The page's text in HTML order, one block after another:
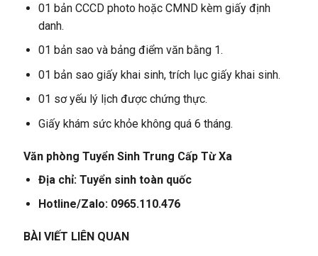
01 bản CCCD photo hoặc CMND kèm giấy định
danh.
01 bản sao và bảng điểm văn bằng 1.
01 bản sao giấy khai sinh, trích lục giấy khai sinh.
01 sơ yếu lý lịch được chứng thực.
Giấy khám sức khỏe không quá 6 tháng.
Văn phòng Tuyển Sinh Trung Cấp Từ Xa
Địa chỉ: Tuyển sinh toàn quốc
Hotline/Zalo: 0965.110.476
BÀI VIẾT LIÊN QUAN